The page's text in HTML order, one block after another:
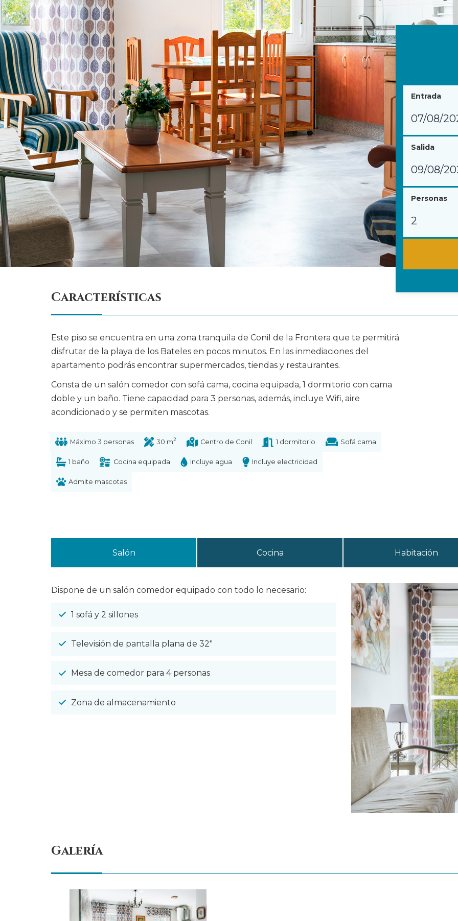
Entrada
Salida
Personas
Características
Este piso se encuentra en una zona tranquila de Conil de la Frontera que te permitirá
disfrutar de la playa de los Bateles en pocos minutos. En las inmediaciones del
apartamento podrás encontrar supermercados, tiendas y restaurantes.
Consta de un salón comedor con sofá cama, cocina equipada, 1 dormitorio con cama
doble y un baño. Tiene capacidad para 3 personas, además, incluye Wifi, aire
acondicionado y se permiten mascotas.
Máximo 3 personas 30 m2 Centro de Conil 1 dormitorio Sofá cama
1 baño Cocina equipada Incluye agua Incluye electricidad
Admite mascotas
Salón Cocina Habitación
Dispone de un salón comedor equipado con todo lo necesario:
1 sofá y 2 sillones
Televisión de pantalla plana de 32″
Mesa de comedor para 4 personas
Zona de almacenamiento
Galería